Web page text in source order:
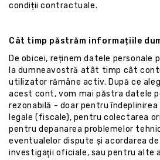
condiții contractuale.
Cât timp păstrăm informațiile
De obicei, reținem datele personale
la dumneavostră atât timp cât
utilizator rămâne activ. După ce
acest cont, vom mai păstra datele
rezonabilă - doar pentru
legale (fiscale), pentru colectarea
pentru depanarea problemelor
eventualelor dispute și acordarea
investigaţii oficiale, sau pentru alte